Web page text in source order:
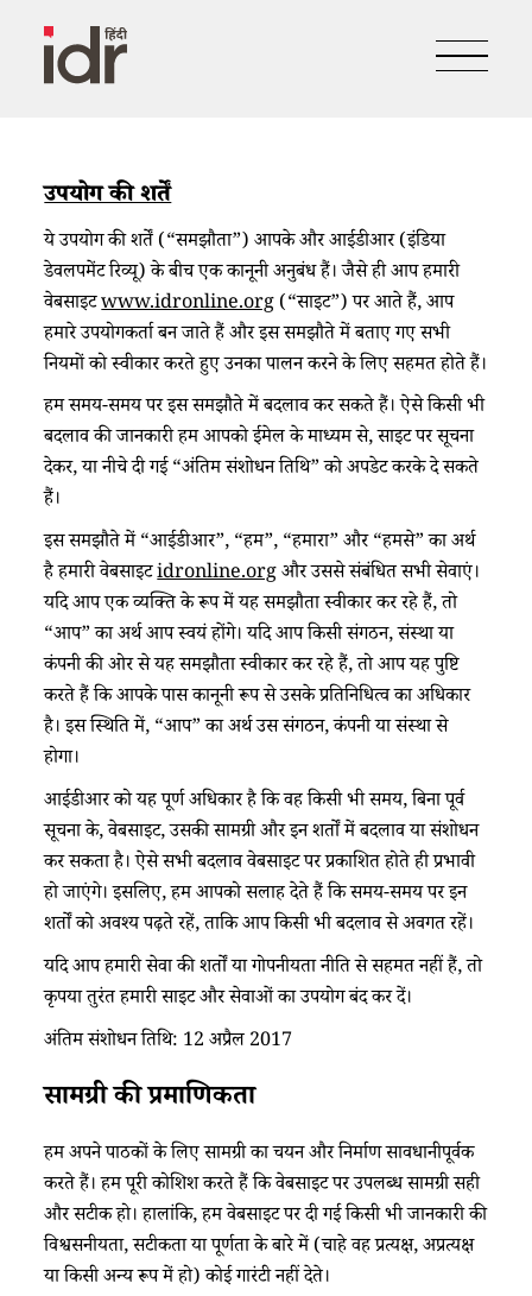
उपयोग की शर्तें
ये उपयोग की शर्तें (“समझौता”) आपके और आईडीआर (इंडिया
डेवलपमेंट रिव्यू) के बीच एक कानूनी अनुबंध हैं। जैसे ही आप हमारी
वेबसाइटwww.idronline.org (“साइट”) पर आते हैं, आप
हमारे उपयोगकर्ता बन जाते हैं और इस समझौते में बताए गए सभी
नियमों को स्वीकार करते हुए उनका पालन करने के लिए सहमत होते हैं।
हम समय-समय पर इस समझौते में बदलाव कर सकते हैं। ऐसे किसी भी
बदलाव की जानकारी हम आपको ईमेल के माध्यम से, साइट पर सूचना
देकर, या नीचे दी गई “अंतिम संशोधन तिथि” को अपडेट करके दे सकते
हैं।
इस समझौते में “आईडीआर”, “हम”, “हमारा” और “हमसे” का अर्थ
है हमारी वेबसाइटidronline.orgऔर उससे संबंधित सभी सेवाएं।
यदि आप एक व्यक्ति के रूप में यह समझौता स्वीकार कर रहे हैं, तो
“आप” का अर्थ आप स्वयं होंगे। यदि आप किसी संगठन, संस्था या
कंपनी की ओर से यह समझौता स्वीकार कर रहे हैं, तो आप यह पुष्टि
करते हैं कि आपके पास कानूनी रूप से उसके प्रतिनिधित्व का अधिकार
है। इस स्थिति में, “आप” का अर्थ उस संगठन, कंपनी या संस्था से
होगा।
आईडीआर को यह पूर्ण अधिकार है कि वह किसी भी समय, बिना पूर्व
सूचना के, वेबसाइट, उसकी सामग्री और इन शर्तों में बदलाव या संशोधन
कर सकता है। ऐसे सभी बदलाव वेबसाइट पर प्रकाशित होते ही प्रभावी
हो जाएंगे। इसलिए, हम आपको सलाह देते हैं कि समय-समय पर इन
शर्तों को अवश्य पढ़ते रहें, ताकि आप किसी भी बदलाव से अवगत रहें।
यदि आप हमारी सेवा की शर्तों या गोपनीयता नीति से सहमत नहीं हैं, तो
कृपया तुरंत हमारी साइट और सेवाओं का उपयोग बंद कर दें।
अंतिम संशोधन तिथि: 12 अप्रैल 2017
सामग्री की प्रमाणिकता
हम अपने पाठकों के लिए सामग्री का चयन और निर्माण सावधानीपूर्वक
करते हैं। हम पूरी कोशिश करते हैं कि वेबसाइट पर उपलब्ध सामग्री सही
और सटीक हो। हालांकि, हम वेबसाइट पर दी गई किसी भी जानकारी की
विश्वसनीयता, सटीकता या पूर्णता के बारे में (चाहे वह प्रत्यक्ष, अप्रत्यक्ष
या किसी अन्य रूप में हो) कोई गारंटी नहीं देते।